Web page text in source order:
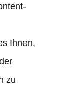
Ihnen,
zu